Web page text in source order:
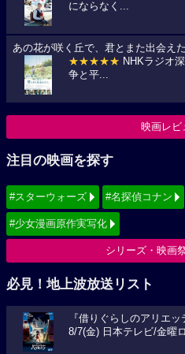
にならなく...
あの花が咲く丘で、君とまた出会えた
★★★★★ NHKラジオ
争と平...
映画レビ
注目の映画を探す
#スターウォーズ #名探偵コナン
#少女漫画原作実写化
シリーズ・映画
必見！地上波放送リスト
『借りぐらしのアリエッ
8/7(金) 日本テレビ/金曜